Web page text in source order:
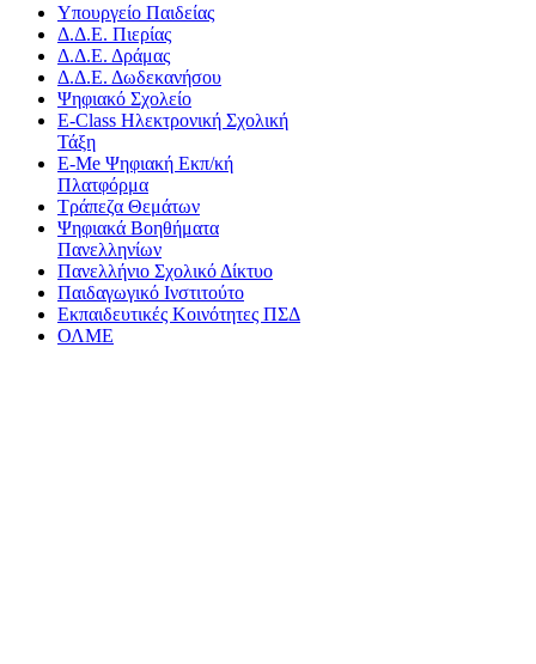
Υπουργείο Παιδείας
Δ.Δ.Ε. Πιερίας
Δ.Δ.Ε. Δράμας
Δ.Δ.Ε. Δωδεκανήσου
Ψηφιακό Σχολείο
E-Class Ηλεκτρονική Σχολική
Τάξη
E-Me Ψηφιακή Εκπ/κή
Πλατφόρμα
Τράπεζα Θεμάτων
Ψηφιακά Βοηθήματα
Πανελληνίων
Πανελλήνιο Σχολικό Δίκτυο
Παιδαγωγικό Ινστιτούτο
Εκπαιδευτικές Κοινότητες ΠΣΔ
ΟΛΜΕ